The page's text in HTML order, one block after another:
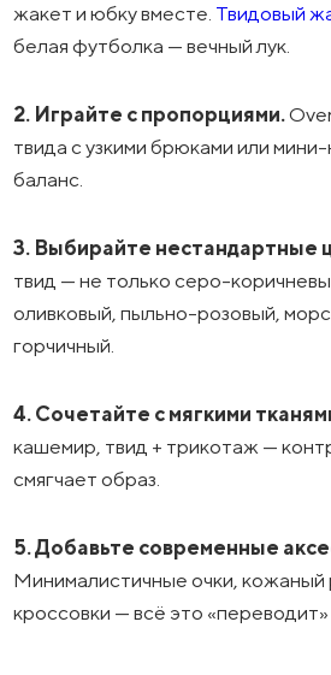
жакет и юбку вместе. Твидовый
белая футболка — вечный лук.
2. Играйте с пропорциями.
твида с узкими брюками или
баланс.
3. Выбирайте нестандартные
твид — не только серо-
оливковый, пыльно-розовый,
горчичный.
4. Сочетайте с мягкими
кашемир, твид + трикотаж —
смягчает образ.
5. Добавьте современные
Минималистичные очки, кожаный
кроссовки — всё это «переводит»